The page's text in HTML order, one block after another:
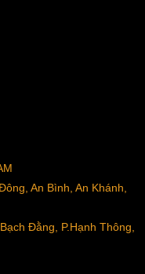
An Bình, An Khánh,
Đằng, P.Hạnh Thông,